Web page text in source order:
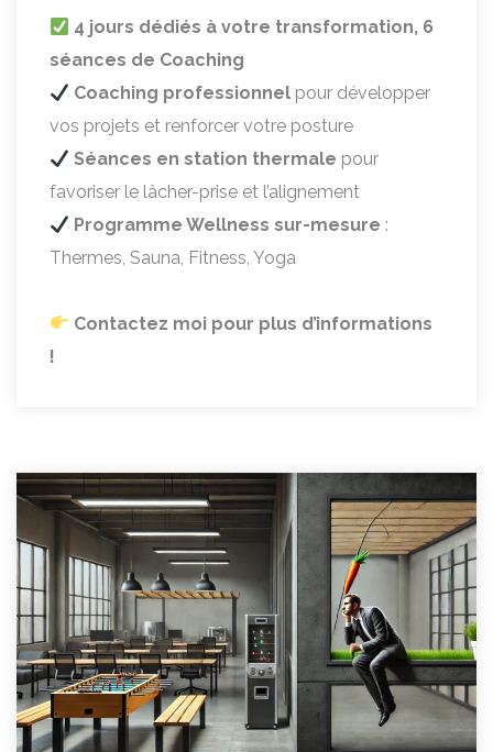
4 jours dédiés à votre transformation, 6
séances de Coaching
Coaching professionnel pour développer
vos projets et renforcer votre posture
Séances en station thermale pour
favoriser le lâcher-prise et l’alignement
Programme Wellness sur-mesure :
Thermes, Sauna, Fitness, Yoga
Contactez moi pour plus d’informations
!